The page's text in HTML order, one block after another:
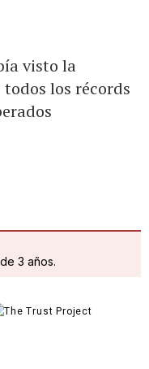
visto la
los récords
3 años.